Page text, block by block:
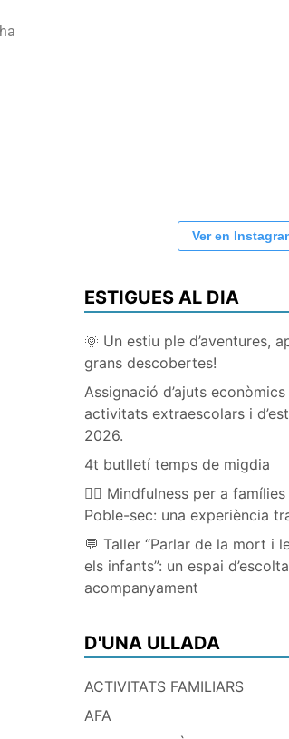
Ver en
ESTIGUES AL DIA
🌞 Un estiu ple d’aventures,
grans descobertes!
Assignació d’ajuts
activitats extraescolars i
2026.
4t butlletí temps de migdia
🧘‍♀️ Mindfulness per a famílies
Poble-sec: una experiència
💬 Taller “Parlar de la mort i
els infants”: un espai
acompanyament
D'UNA ULLADA
ACTIVITATS FAMILIARS
AFA